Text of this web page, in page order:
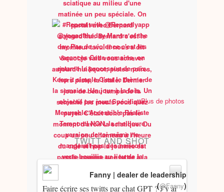
Plus de photos
TWITT AND SHOT
Faire écrire ses twitts par chat GPT ? J’y ai
Fanny | dealer de leadership
(@Fanny)